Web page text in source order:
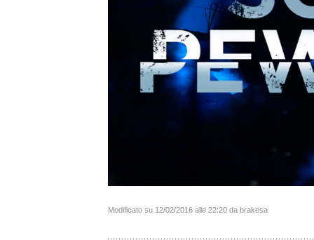
Modificato su 12/02/2016 alle 22:20 da brakesa